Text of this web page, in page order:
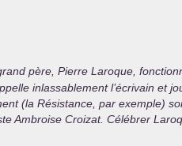
père, Pierre Laroque,
inlassablement l’écrivain et
(la Résistance, par exemple)
Ambroise Croizat. Célébrer